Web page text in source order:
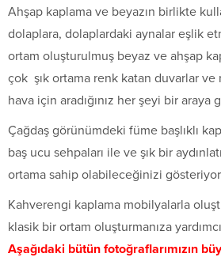
Ahşap kaplama ve beyazın birlikte
dolaplara, dolaplardaki aynalar eşlik
ortam oluşturulmuş beyaz ve ahşap
çok şık ortama renk katan duvarlar
hava için aradığınız her şeyi bir araya
Çağdaş görünümdeki füme başlıklı
baş ucu sehpaları ile ve şık bir
ortama sahip olabileceğinizi
Kahverengi kaplama mobilyalarla
klasik bir ortam oluşturmanıza
Aşağıdaki bütün fotoğraflarımızın